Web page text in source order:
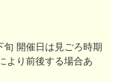
開催日は見ごろ時期
より前後する場合あ